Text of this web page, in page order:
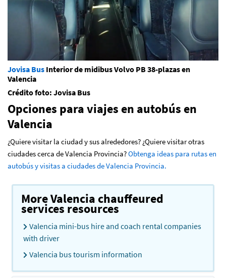
Jovisa Bus Interior de midibus Volvo PB 38-plazas en
Valencia
Crédito foto: Jovisa Bus
Opciones para viajes en autobús en
Valencia
¿Quiere visitar la ciudad y sus alrededores? ¿Quiere visitar otras
ciudades cerca de Valencia Provincia?Obtenga ideas para rutas en
autobús y visitas a ciudades de Valencia Provincia.
More Valencia chauffeured
services resources
Valencia mini-bus hire and coach rental companies
with driver
Valencia bus tourism information